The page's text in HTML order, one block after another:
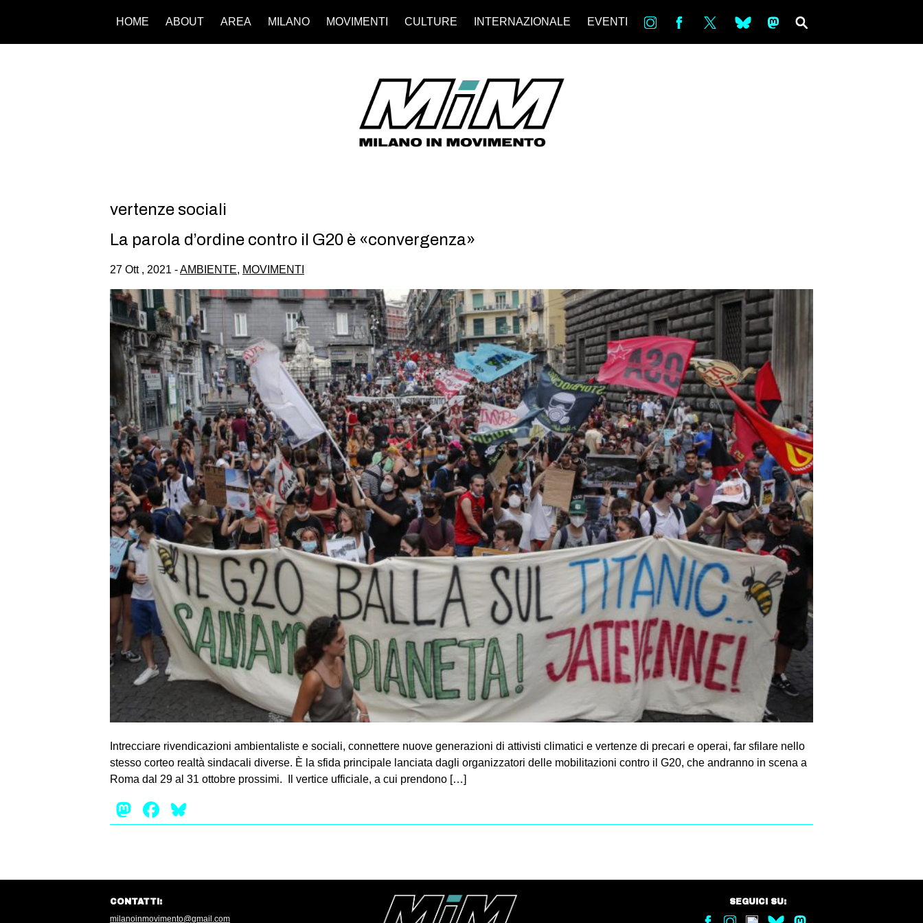
HOME ABOUT AREA MILANO MOVIMENTI CULTURE INTERNAZIONALE EVENTI in bsky ms
vertenze sociali
La parola d’ordine contro il G20 è «convergenza»
27 Ott , 2021 -AMBIENTE, MOVIMENTI
Intrecciare rivendicazioni ambientaliste e sociali, connettere nuove generazioni di attivisti climatici e vertenze di precari e operai, far sfilare nello
stesso corteo realtà sindacali diverse. È la sfida principale lanciata dagli organizzatori delle mobilitazioni contro il G20, che andranno in scena a
Roma dal 29 al 31 ottobre prossimi. Il vertice ufficiale, a cui prendono […]
Mastodon
Facebook
CONTATTI:
milanoinmovimento@gmail.com
SEGUICI SU: